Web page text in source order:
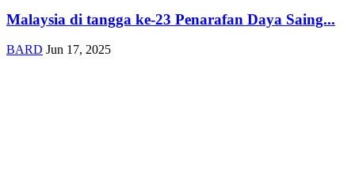
Malaysia di tangga ke-23 Penarafan Daya Saing...
BARD Jun 17, 2025